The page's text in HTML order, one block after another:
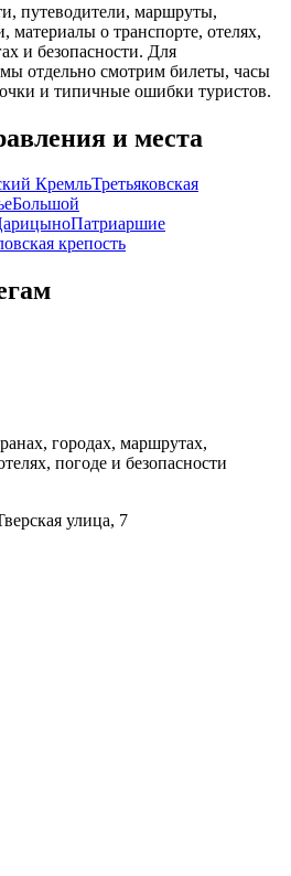
путеводители, маршруты,
материалы о транспорте, отелях,
и безопасности. Для
отдельно смотрим билеты, часы
и типичные ошибки туристов.
и места
КремльТретьяковская
Большой
Патриаршие
крепость
городах, маршрутах,
погоде и безопасности
улица, 7